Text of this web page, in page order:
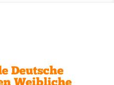
Deutsche